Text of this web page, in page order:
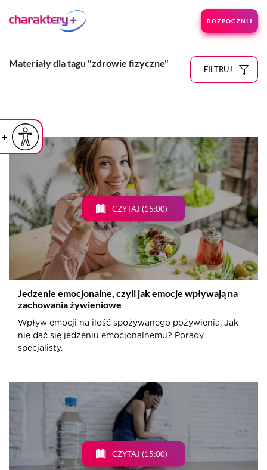
czcionkę
czcionka
Powiększ czcionkę
ROZPOCZNIJ
Materiały dla tagu "zdrowie fizyczne"
FILTRUJ
CZYTAJ (15:00)
Jedzenie emocjonalne, czyli jak emocje wpływają na
zachowania żywieniowe
Wpływ emocji na ilość spożywanego pożywienia. Jak
nie dać się jedzeniu emocjonalnemu? Porady
specjalisty.
CZYTAJ (15:00)